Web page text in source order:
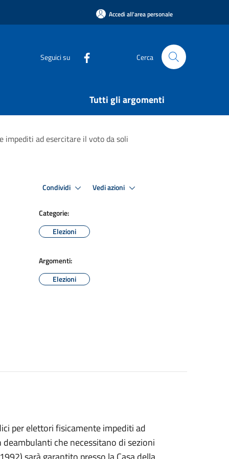
Accedi all'area personale
Seguici su Cerca
Tutti gli argomenti
ad esercitare il voto da soli
Condividi Vedi azioni
Categorie:
Elezioni
Argomenti:
Elezioni
per elettori fisicamente impediti ad
che necessitano di sezioni